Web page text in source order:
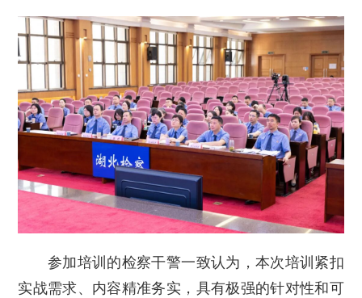
参加培训的检察干警一致认为，本次培训紧扣
实战需求、内容精准务实，具有极强的针对性和可